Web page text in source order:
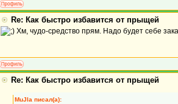
Re: Как быстро избавится от прыщей
Хм, чудо-средство прям. Надо будет себе
Re: Как быстро избавится от прыщей
MuJla писал(а):